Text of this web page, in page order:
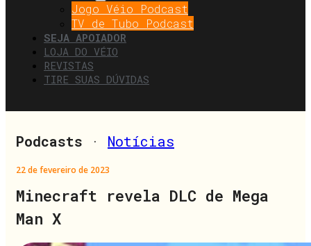
Jogo Véio Podcast
TV de Tubo Podcast
SEJA APOIADOR
LOJA DO VÉIO
REVISTAS
TIRE SUAS DÚVIDAS
Podcasts · Notícias
22 de fevereiro de 2023
Minecraft revela DLC de Mega
Man X